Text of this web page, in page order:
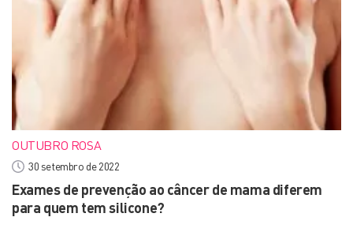
OUTUBRO ROSA
30 setembro de 2022
Exames de prevenção ao câncer de mama diferem
para quem tem silicone?